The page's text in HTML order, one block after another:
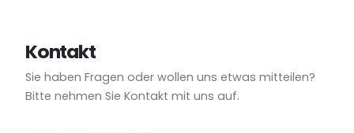
Kontakt
Sie haben Fragen oder wollen uns etwas mitteilen?
Bitte nehmen Sie Kontakt mit uns auf.